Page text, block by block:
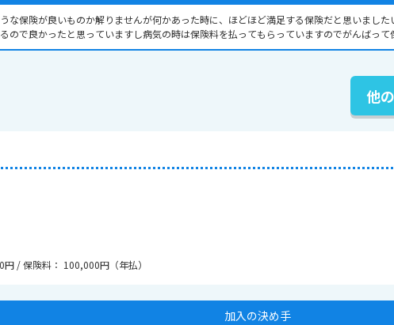
な保険が良いものか解りませんが何かあった時に、ほどほど満足する保険だと思いまし
ので良かったと思っていますし病気の時は保険料を払ってもらっていますのでがんばっ
他
/ 保険料： 100,000円（年払）
加入の決め手